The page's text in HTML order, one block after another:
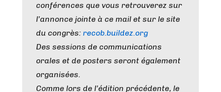
conférences que vous retrouverez sur
l’annonce jointe à ce mail et sur le site
du congrès: recob.buildez.org
Des sessions de communications
orales et de posters seront également
organisées.
Comme lors de l’édition précédente, le